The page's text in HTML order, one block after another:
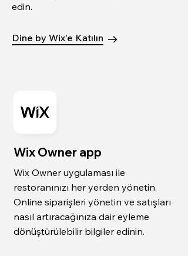
edin.
Dine by Wix'e Katılın
Wix Owner app
Wix Owner uygulaması ile
restoranınızı her yerden yönetin.
Online siparişleri yönetin ve satışları
nasıl artıracağınıza dair eyleme
dönüştürülebilir bilgiler edinin.